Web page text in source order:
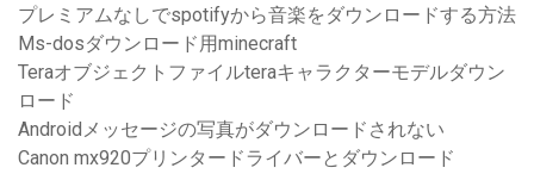
プレミアムなしでspotifyから音楽をダウンロードする方法
Ms-dosダウンロード用minecraft
Teraオブジェクトファイルteraキャラクターモデルダウン
ロード
Androidメッセージの写真がダウンロードされない
Canon mx920プリンタードライバーとダウンロード